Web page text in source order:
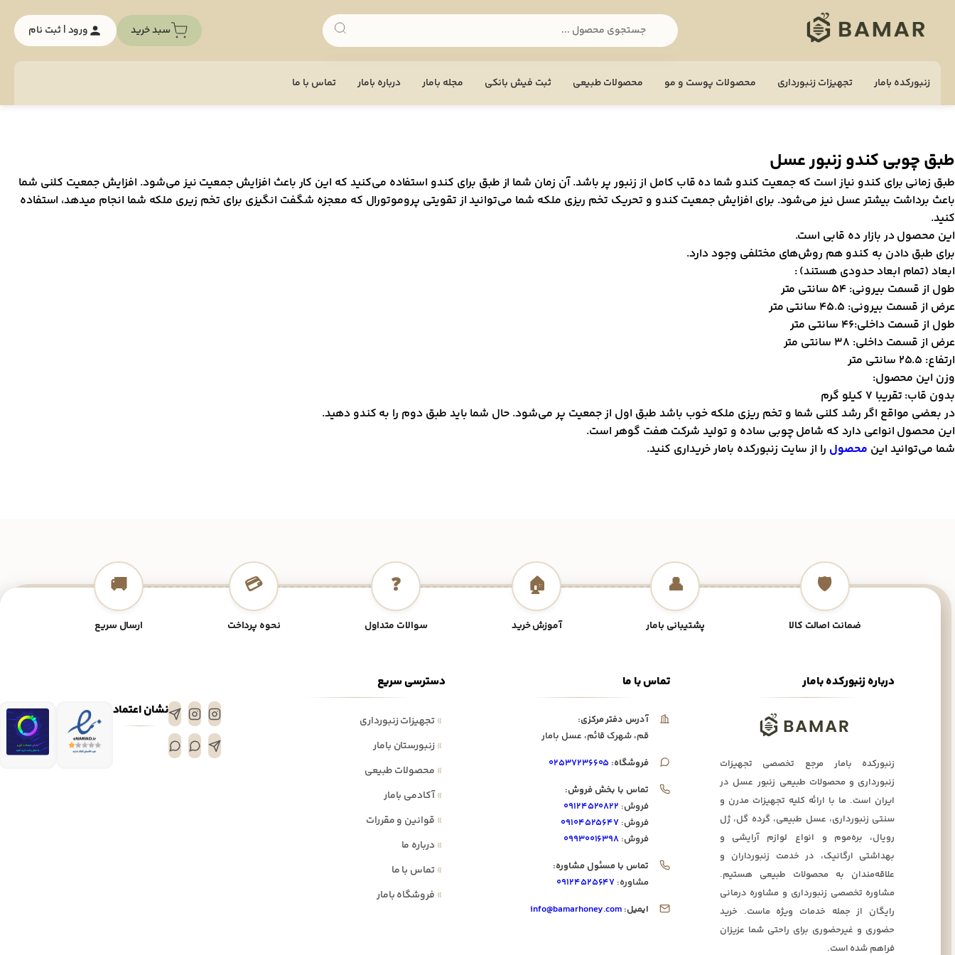
سبد خرید ورود | ثبت نام
زنبورکده بامار تجهيزات زنبورداری محصولات پوست و مو محصولات طبیعی ثبت فیش بانکی مجله بامار درباره بامار تماس با ما
طبق چوبی کندو زنبور عسل
طبق زمانی برای کندو نیاز است که جمعیت کندو شما ده قاب کامل از زنبور پر باشد. آن زمان شما از طبق برای کندو استفاده می‌کنید که این کار باعث افزایش جمعیت نیز می‌شود. افزایش جمعیت کلنی شما
باعث برداشت بیشتر عسل نیز می‌شود. برای افزایش جمعیت کندو و تحریک تخم ریزی ملکه شما می‌توانید از تقویتی پروموتورال که معجزه شگفت انگیزی برای تخم زیری ملکه شما انجام میدهد، استفاده
کنید.
این محصول در بازار ده قابی است.
برای طبق دادن به کندو هم روش‌های مختلفی وجود دارد.
ابعاد (تمام ابعاد حدودی هستند) :
طول از قسمت بیرونی: 54 سانتی متر
عرض از قسمت بیرونی: 45.5 سانتی متر
طول از قسمت داخلی:46 سانتی متر
عرض از قسمت داخلی: 38 سانتی متر
ارتفاع: 25.5 سانتی متر
وزن این محصول:
بدون قاب: تقریبا 7 کیلو گرم
در بعضی مواقع اگر رشد کلنی شما و تخم ریزی ملکه خوب باشد طبق اول از جمعیت پر می‌شود. حال شما باید طبق دوم را به کندو دهید.
این محصول انواعی دارد که شامل چوبی ساده و تولید شرکت هفت گوهر است.
شما می‌توانید این محصول را از سایت زنبور‌کده بامار خریداری کنید.
🛡️
ضمانت اصالت کالا
👤
پشتیبانی بامار
🏠
آموزش خرید
❓
سوالات متداول
💳
نحوه پرداخت
🚚
ارسال سریع
نشان اعتماد
دسترسی سریع
»تجهیزات زنبورداری
»زنبورستان بامار
» محصولات طبیعی
»آکادمی بامار
» قوانین و مقررات
» درباره ما
»تماس با ما
» فروشگاه بامار
تماس با ما
آدرس دفتر مرکزی:
قم، شهرک قائم، عسل بامار
فروشگاه: ۰۲۵۳۷۲۳۶۶۰۵
تماس با بخش فروش:
فروش: ۰۹۱۲۴۵۲۰۸۲۲
فروش: ۰۹۱۰۴۵۲۵۶۴۷
فروش: ۰۹۹۳۰۰۱۶۳۹۸
تماس با مسئول مشاوره:
مشاوره: ۰۹۱۲۴۵۲۵۶۴۷
ایمیل: info@bamarhoney.com
درباره زنبورکده بامار
زنبورکده بامار مرجع تخصصی تجهیزات
زنبورداری و محصولات طبیعی زنبور عسل در
ایران است. ما با ارائه کلیه تجهیزات مدرن و
سنتی زنبورداری، عسل طبیعی، گرده گل، ژل
رویال، بره‌موم و انواع لوازم آرایشی و
بهداشتی ارگانیک، در خدمت زنبورداران و
علاقه‌مندان به محصولات طبیعی هستیم.
مشاوره تخصصی زنبورداری و مشاوره درمانی
رایگان از جمله خدمات ویژه ماست. خرید
حضوری و غیرحضوری برای راحتی شما عزیزان
فراهم شده است.